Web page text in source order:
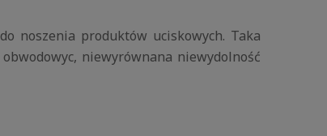
noszenia produktów uciskowych. Taka
niewyrównana niewydolność